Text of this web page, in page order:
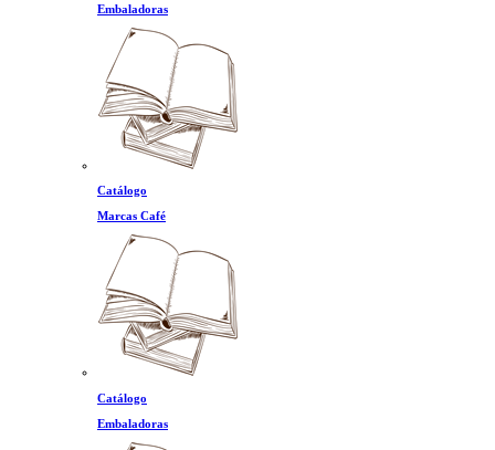
Embaladoras
Catálogo
Marcas Café
Catálogo
Embaladoras